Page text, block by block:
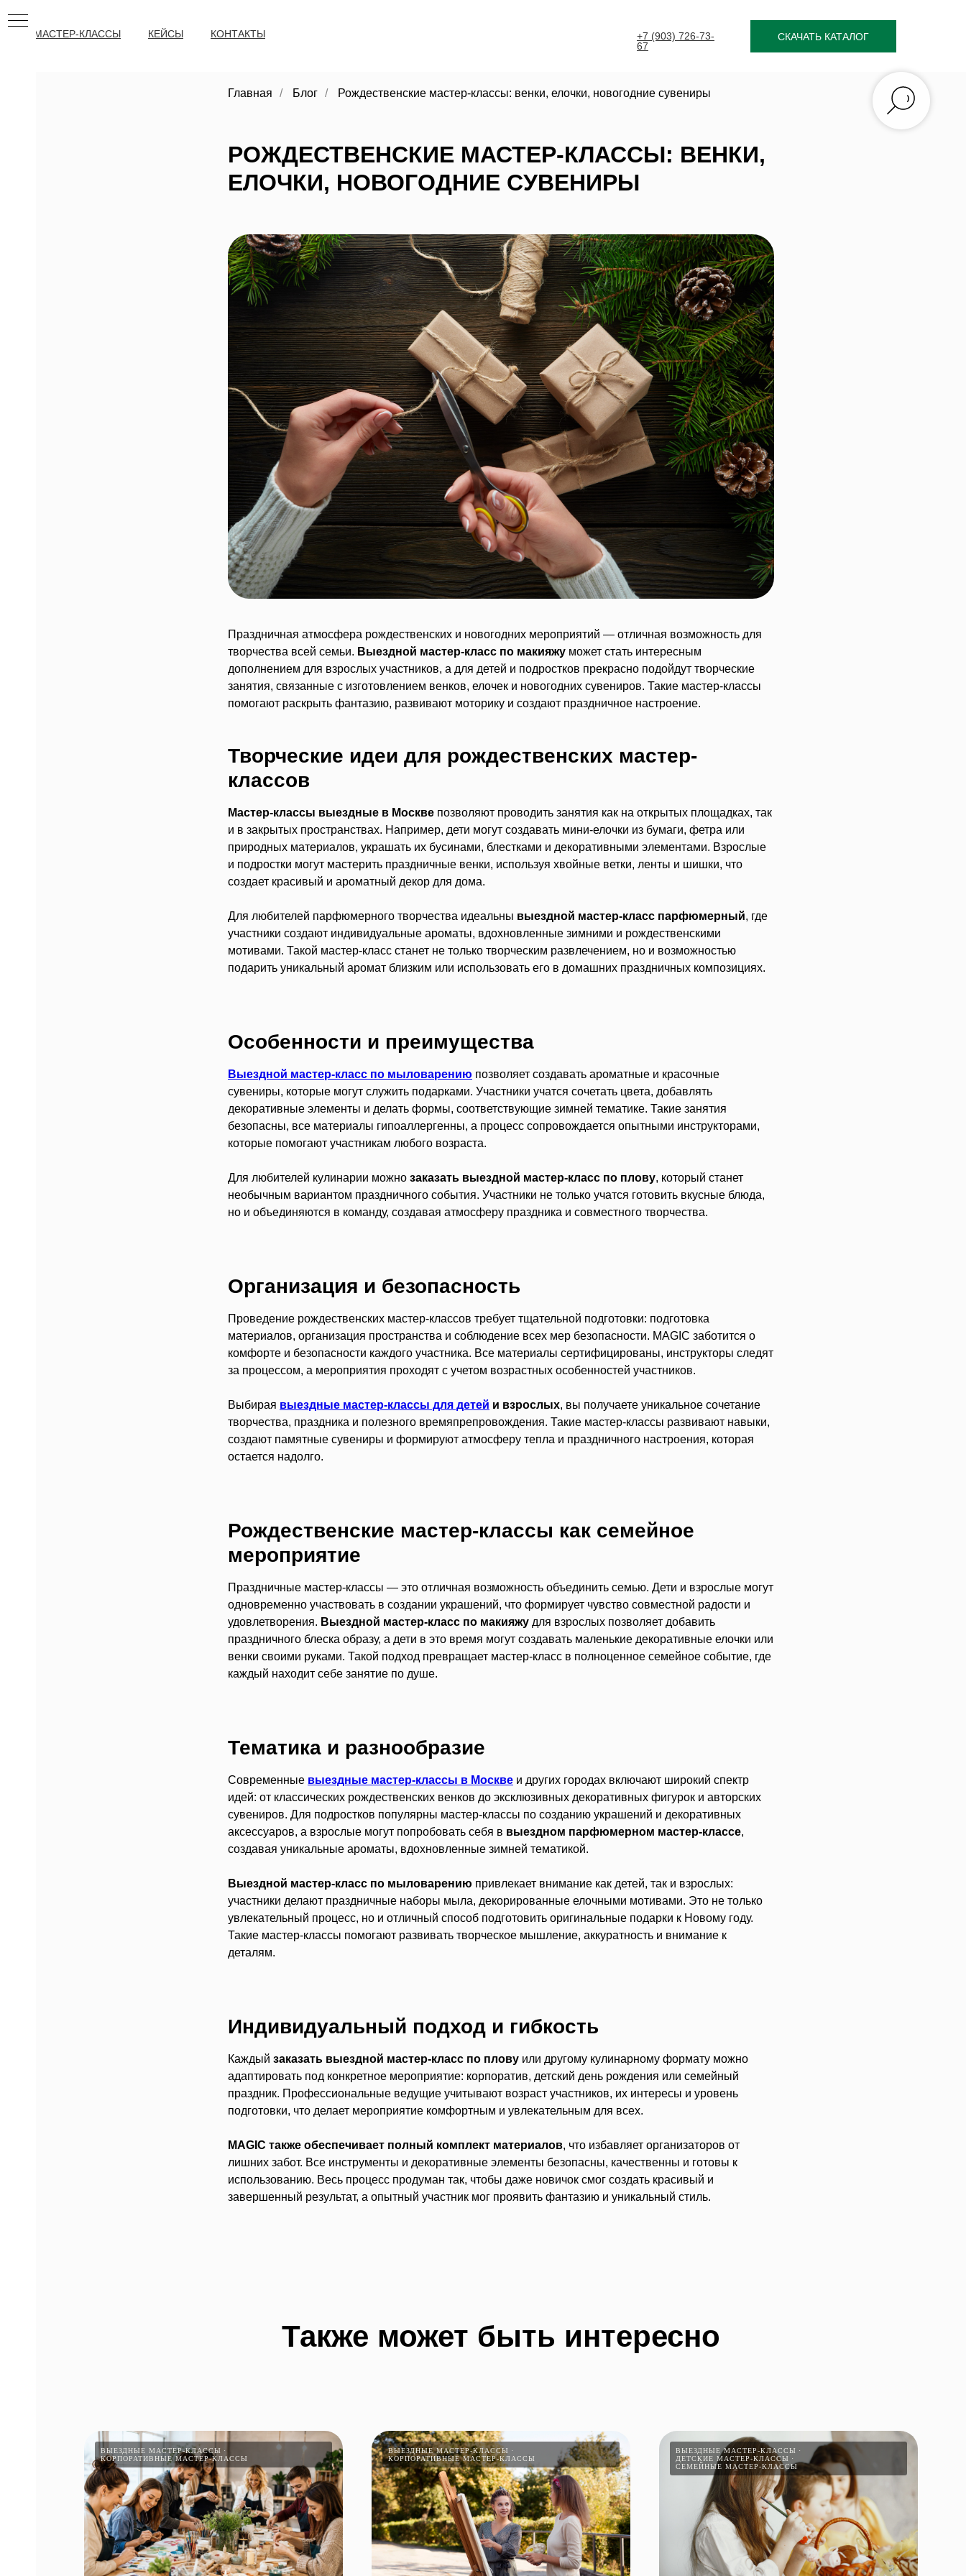
МАСТЕР-КЛАССЫ КЕЙСЫ КОНТАКТЫ
+7 (903) 726-73-
67
СКАЧАТЬ КАТАЛОГ
Главная / Блог / Рождественские мастер-классы: венки, елочки, новогодние сувениры
РОЖДЕСТВЕНСКИЕ МАСТЕР-КЛАССЫ: ВЕНКИ,
ЕЛОЧКИ, НОВОГОДНИЕ СУВЕНИРЫ
Праздничная атмосфера рождественских и новогодних мероприятий — отличная возможность для
творчества всей семьи. Выездной мастер-класс по макияжу может стать интересным
дополнением для взрослых участников, а для детей и подростков прекрасно подойдут творческие
занятия, связанные с изготовлением венков, елочек и новогодних сувениров. Такие мастер-классы
помогают раскрыть фантазию, развивают моторику и создают праздничное настроение.
Творческие идеи для рождественских мастер-
классов
Мастер-классы выездные в Москве позволяют проводить занятия как на открытых площадках, так
и в закрытых пространствах. Например, дети могут создавать мини-елочки из бумаги, фетра или
природных материалов, украшать их бусинами, блестками и декоративными элементами. Взрослые
и подростки могут мастерить праздничные венки, используя хвойные ветки, ленты и шишки, что
создает красивый и ароматный декор для дома.
Для любителей парфюмерного творчества идеальны выездной мастер-класс парфюмерный, где
участники создают индивидуальные ароматы, вдохновленные зимними и рождественскими
мотивами. Такой мастер-класс станет не только творческим развлечением, но и возможностью
подарить уникальный аромат близким или использовать его в домашних праздничных композициях.
Особенности и преимущества
Выездной мастер-класс по мыловарению позволяет создавать ароматные и красочные
сувениры, которые могут служить подарками. Участники учатся сочетать цвета, добавлять
декоративные элементы и делать формы, соответствующие зимней тематике. Такие занятия
безопасны, все материалы гипоаллергенны, а процесс сопровождается опытными инструкторами,
которые помогают участникам любого возраста.
Для любителей кулинарии можно заказать выездной мастер-класс по плову, который станет
необычным вариантом праздничного события. Участники не только учатся готовить вкусные блюда,
но и объединяются в команду, создавая атмосферу праздника и совместного творчества.
Организация и безопасность
Проведение рождественских мастер-классов требует тщательной подготовки: подготовка
материалов, организация пространства и соблюдение всех мер безопасности. MAGIC заботится о
комфорте и безопасности каждого участника. Все материалы сертифицированы, инструкторы следят
за процессом, а мероприятия проходят с учетом возрастных особенностей участников.
Выбирая выездные мастер-классы для детей и взрослых, вы получаете уникальное сочетание
творчества, праздника и полезного времяпрепровождения. Такие мастер-классы развивают навыки,
создают памятные сувениры и формируют атмосферу тепла и праздничного настроения, которая
остается надолго.
Рождественские мастер-классы как семейное
мероприятие
Праздничные мастер-классы — это отличная возможность объединить семью. Дети и взрослые могут
одновременно участвовать в создании украшений, что формирует чувство совместной радости и
удовлетворения. Выездной мастер-класс по макияжу для взрослых позволяет добавить
праздничного блеска образу, а дети в это время могут создавать маленькие декоративные елочки или
венки своими руками. Такой подход превращает мастер-класс в полноценное семейное событие, где
каждый находит себе занятие по душе.
Тематика и разнообразие
Современные выездные мастер-классы в Москве и других городах включают широкий спектр
идей: от классических рождественских венков до эксклюзивных декоративных фигурок и авторских
сувениров. Для подростков популярны мастер-классы по созданию украшений и декоративных
аксессуаров, а взрослые могут попробовать себя в выездном парфюмерном мастер-классе,
создавая уникальные ароматы, вдохновленные зимней тематикой.
Выездной мастер-класс по мыловарению привлекает внимание как детей, так и взрослых:
участники делают праздничные наборы мыла, декорированные елочными мотивами. Это не только
увлекательный процесс, но и отличный способ подготовить оригинальные подарки к Новому году.
Такие мастер-классы помогают развивать творческое мышление, аккуратность и внимание к
деталям.
Индивидуальный подход и гибкость
Каждый заказать выездной мастер-класс по плову или другому кулинарному формату можно
адаптировать под конкретное мероприятие: корпоратив, детский день рождения или семейный
праздник. Профессиональные ведущие учитывают возраст участников, их интересы и уровень
подготовки, что делает мероприятие комфортным и увлекательным для всех.
MAGIC также обеспечивает полный комплект материалов, что избавляет организаторов от
лишних забот. Все инструменты и декоративные элементы безопасны, качественны и готовы к
использованию. Весь процесс продуман так, чтобы даже новичок смог создать красивый и
завершенный результат, а опытный участник мог проявить фантазию и уникальный стиль.
Также может быть интересно
ВЫЕЗДНЫЕ МАСТЕР-КЛАССЫ
КОРПОРАТИВНЫЕ МАСТЕР-КЛАССЫ
ВЫЕЗДНЫЕ МАСТЕР-КЛАССЫ
КОРПОРАТИВНЫЕ МАСТЕР-КЛАССЫ
ВЫЕЗДНЫЕ МАСТЕР-КЛАССЫ
ДЕТСКИЕ МАСТЕР-КЛАССЫ
СЕМЕЙНЫЕ МАСТЕР-КЛАССЫ